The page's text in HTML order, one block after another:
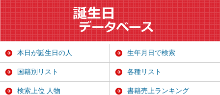
本日が誕生日の人 生年月日で検索
国籍別リスト 各種リスト
検索上位 人物 書籍売上ランキング